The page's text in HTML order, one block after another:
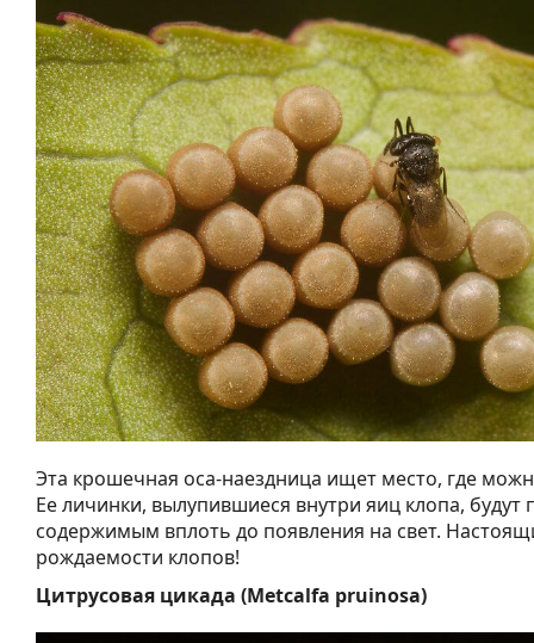
Эта крошечная оса-наездница ищет место, где
Ее личинки, вылупившиеся внутри яиц клопа, будут
содержимым вплоть до появления на свет.
рождаемости клопов!
Цитрусовая цикада (Metcalfa pruinosa)